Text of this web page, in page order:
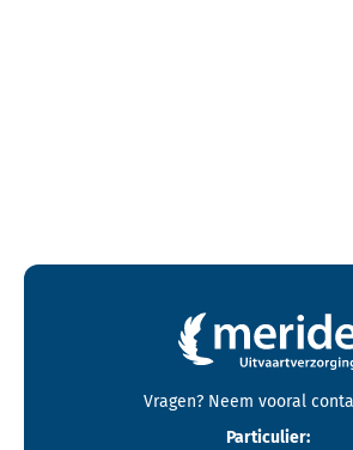
Contactgegevens en footer menu van Meride
Vragen? Neem vooral
Particulier: